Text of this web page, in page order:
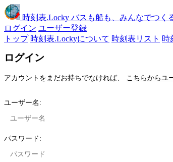
時刻表.Locky バスも船も、みんなでつく
ログイン ユーザー登録
トップ 時刻表.Lockyについて 時刻表リスト 時
ログイン
アカウントをまだお持ちでなければ、 こちらからユ
ユーザー名:
パスワード: